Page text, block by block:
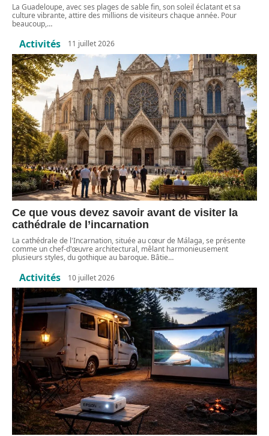
La Guadeloupe, avec ses plages de sable fin, son soleil éclatant et sa
culture vibrante, attire des millions de visiteurs chaque année. Pour
beaucoup,…
Activités 11 juillet 2026
Ce que vous devez savoir avant de visiter la
cathédrale de l’incarnation
La cathédrale de l'Incarnation, située au cœur de Málaga, se présente
comme un chef-d'œuvre architectural, mêlant harmonieusement
plusieurs styles, du gothique au baroque. Bâtie…
Activités 10 juillet 2026